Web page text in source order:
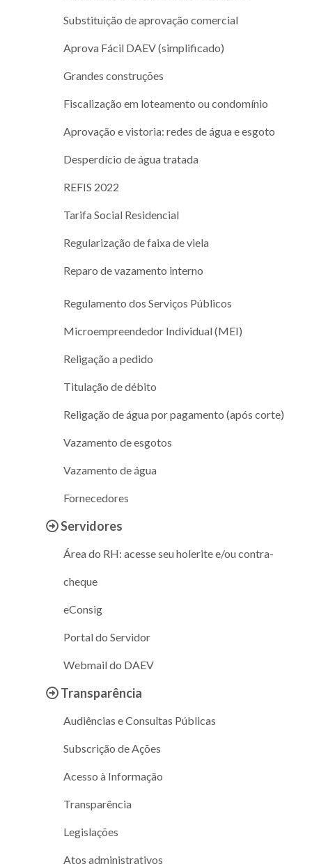
Substituição de aprovação comercial
Aprova Fácil DAEV (simplificado)
Grandes construções
Fiscalização em loteamento ou condomínio
Aprovação e vistoria: redes de água e esgoto
Desperdício de água tratada
REFIS 2022
Tarifa Social Residencial
Regularização de faixa de viela
Reparo de vazamento interno
Regulamento dos Serviços Públicos
Microempreendedor Individual (MEI)
Religação a pedido
Titulação de débito
Religação de água por pagamento (após corte)
Vazamento de esgotos
Vazamento de água
Fornecedores
Servidores
Área do RH: acesse seu holerite e/ou contra-
cheque
eConsig
Portal do Servidor
Webmail do DAEV
Transparência
Audiências e Consultas Públicas
Subscrição de Ações
Acesso à Informação
Transparência
Legislações
Atos administrativos